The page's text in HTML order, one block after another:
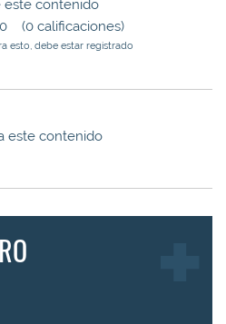
este contenido
(0 calificaciones)
esto, debe estar registrado
este contenido